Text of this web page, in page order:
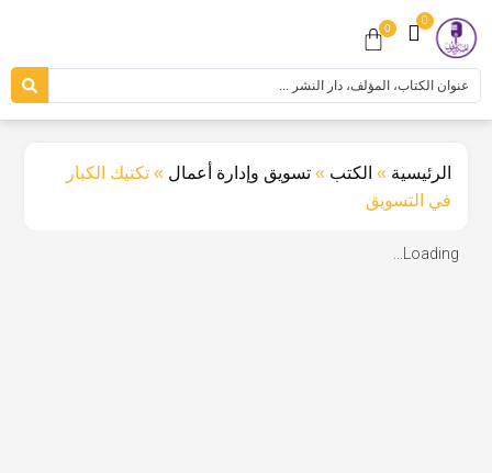
0
0
الرئيسية » الكتب »تسويق وإدارة أعمال »تكتيك الكبار
في التسويق
Loading...